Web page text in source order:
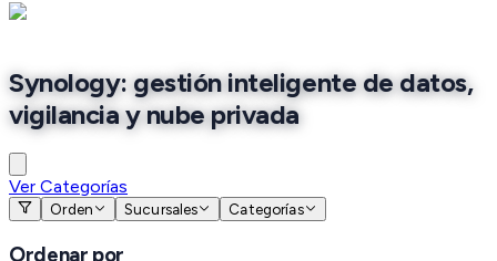
Synology: gestión inteligente de datos,
vigilancia y nube privada
Ver Categorías
Orden Sucursales Categorías
Ordenar por